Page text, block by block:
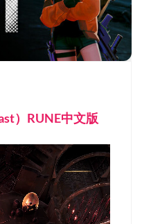
）RUNE中文版